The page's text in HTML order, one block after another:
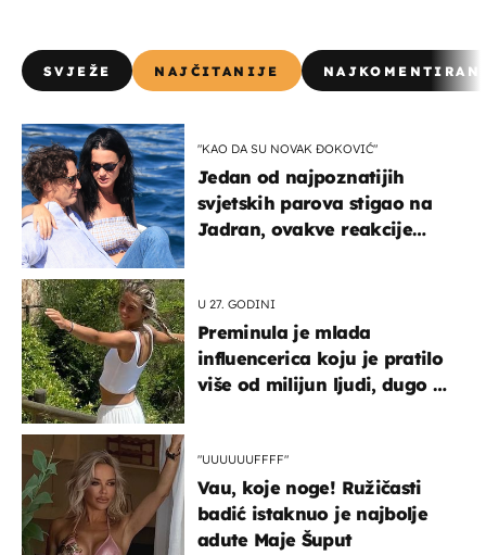
SVJEŽE NAJČITANIJE
"KAO DA SU NOVAK ĐOKOVIĆ"
Jedan od najpoznatijih
svjetskih parova stigao na
Jadran, ovakve reakcije
U 27. GODINI
Preminula je mlada
influencerica koju je pratilo
više od milijun ljudi, dugo se
"UUUUUUFFFF"
Vau, koje noge! Ružičasti
badić istaknuo je najbolje
adute Maje Šuput